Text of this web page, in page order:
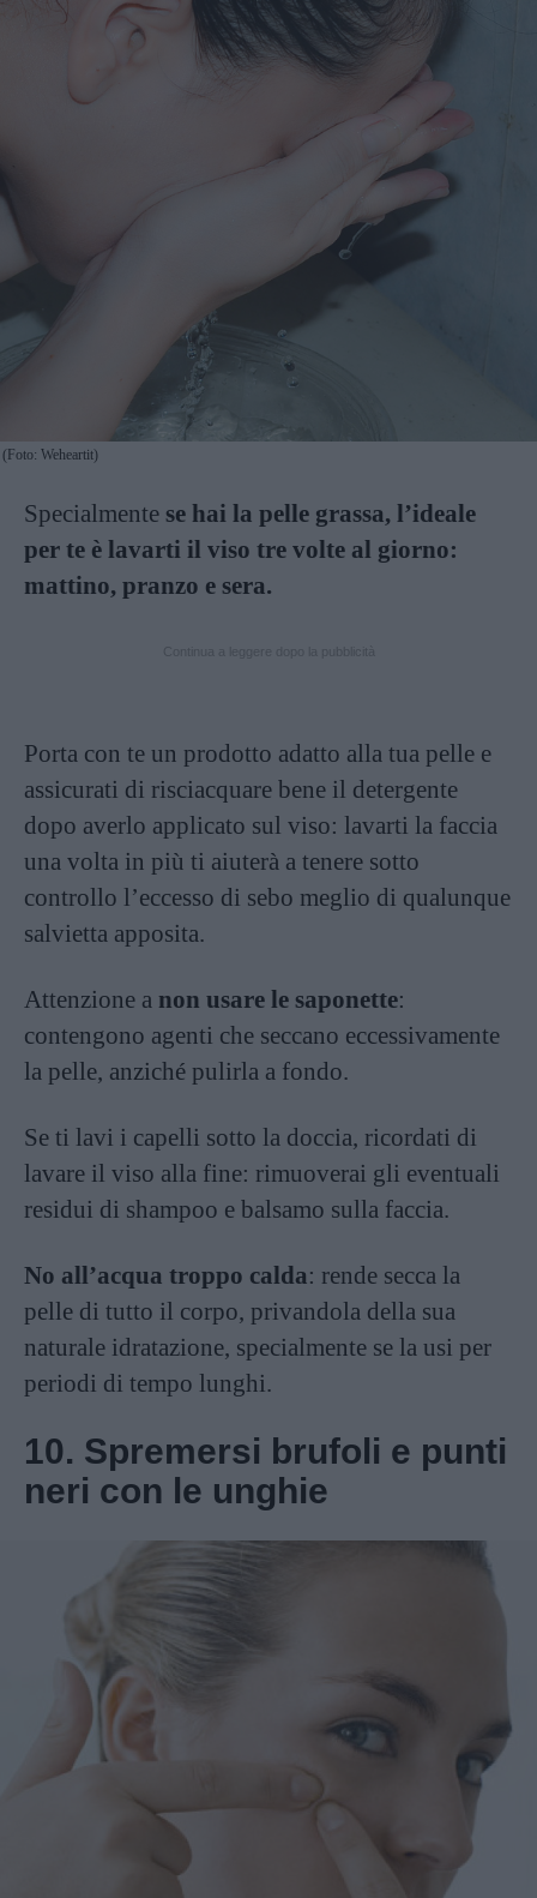
(Foto: Weheartit)
Specialmente se hai la pelle grassa, l’ideale
per te è lavarti il viso tre volte al giorno:
mattino, pranzo e sera.
Porta con te un prodotto adatto alla tua pelle e
assicurati di risciacquare bene il detergente
dopo averlo applicato sul viso: lavarti la faccia
una volta in più ti aiuterà a tenere sotto
controllo l’eccesso di sebo meglio di qualunque
salvietta apposita.
Attenzione a non usare le saponette:
contengono agenti che seccano eccessivamente
la pelle, anziché pulirla a fondo.
Se ti lavi i capelli sotto la doccia, ricordati di
lavare il viso alla fine: rimuoverai gli eventuali
residui di shampoo e balsamo sulla faccia.
No all’acqua troppo calda: rende secca la
pelle di tutto il corpo, privandola della sua
naturale idratazione, specialmente se la usi per
periodi di tempo lunghi.
10. Spremersi brufoli e punti
neri con le unghie